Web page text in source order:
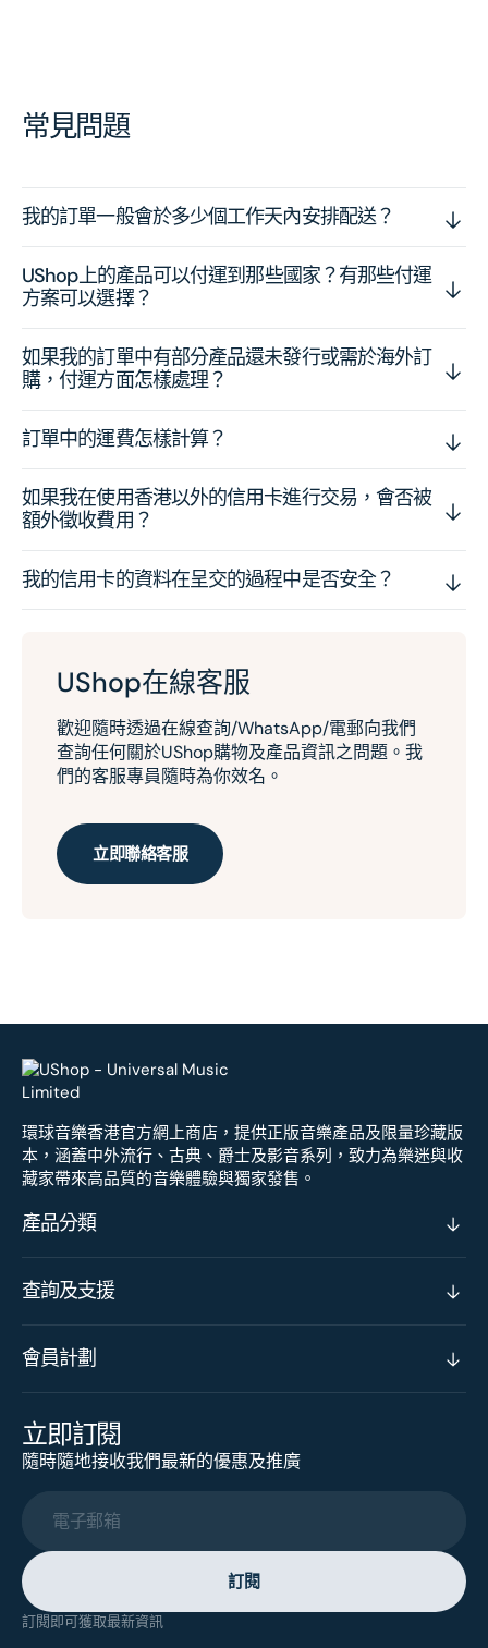
常見問題
我的訂單一般會於多少個工作天內安排配送？
UShop上的產品可以付運到那些國家？有那些付運
方案可以選擇？
如果我的訂單中有部分產品還未發行或需於海外訂
購，付運方面怎樣處理？
訂單中的運費怎樣計算？
如果我在使用香港以外的信用卡進行交易，會否被
額外徵收費用？
我的信用卡的資料在呈交的過程中是否安全？
UShop在線客服
歡迎隨時透過在線查詢/WhatsApp/電郵向我們
查詢任何關於UShop購物及產品資訊之問題。我
們的客服專員隨時為你效名。
立即聯絡客服
環球音樂香港官方網上商店，提供正版音樂產品及限量珍藏版
本，涵蓋中外流行、古典、爵士及影音系列，致力為樂迷與收
藏家帶來高品質的音樂體驗與獨家發售。
產品分類
查詢及支援
會員計劃
立即訂閱
隨時隨地接收我們最新的優惠及推廣
電子郵箱
訂閱
訂閱即可獲取最新資訊